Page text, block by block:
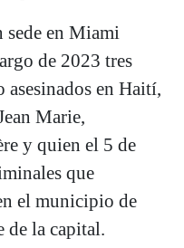
sede en Miami
de 2023 tres
asesinados en Haití,
Marie,
y quien el 5 de
que
el municipio de
de la capital.